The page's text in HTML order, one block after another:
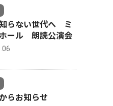
らない世代へ ミ
ール 朗読公演会
らお知らせ